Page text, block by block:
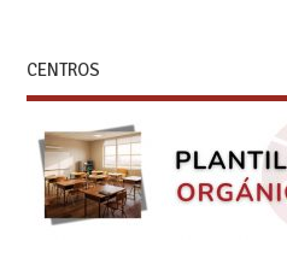
CENTROS